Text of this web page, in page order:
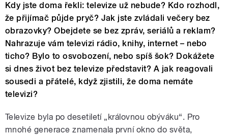
Kdy jste doma řekli: televize už nebude? Kdo rozhodl,
že přijímač půjde pryč? Jak jste zvládali večery bez
obrazovky? Obejdete se bez zpráv, seriálů a reklam?
Nahrazuje vám televizi rádio, knihy, internet – nebo
ticho? Bylo to osvobození, nebo spíš šok? Dokážete
si dnes život bez televize představit? A jak reagovali
sousedi a přátelé, když zjistili, že doma nemáte
televizi?
Televize byla po desetiletí „královnou obýváku“. Pro
mnohé generace znamenala první okno do světa,